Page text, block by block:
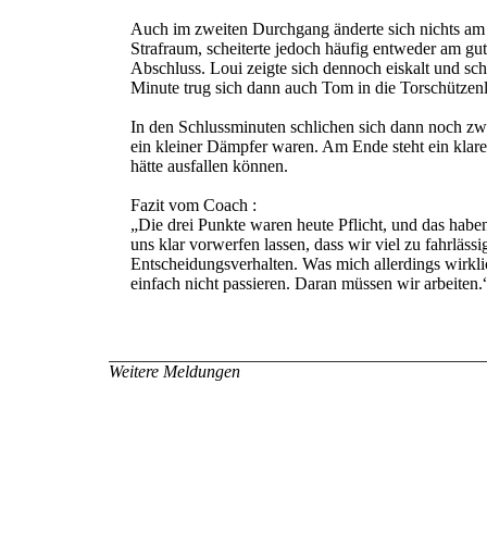
Auch im zweiten Durchgang änderte sich nichts
Strafraum, scheiterte jedoch häufig entweder am
Abschluss. Loui zeigte sich dennoch eiskalt und
Minute trug sich dann auch Tom in die
In den Schlussminuten schlichen sich dann noch
ein kleiner Dämpfer waren. Am Ende steht ein
hätte ausfallen können.
Fazit vom Coach :
„Die drei Punkte waren heute Pflicht, und das
uns klar vorwerfen lassen, dass wir viel zu
Entscheidungsverhalten. Was mich allerdings
einfach nicht passieren. Daran müssen wir
Weitere Meldungen